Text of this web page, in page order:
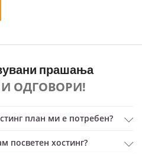
прашања
ОДГОВОРИ!
план ми е потребен?
посветен хостинг?